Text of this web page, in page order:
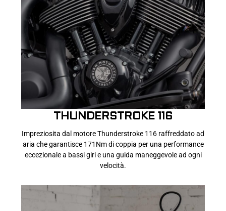
THUNDERSTROKE 116
Impreziosita dal motore Thunderstroke 116 raffreddato ad
aria che garantisce 171Nm di coppia per una performance
eccezionale a bassi giri e una guida maneggevole ad ogni
velocità.